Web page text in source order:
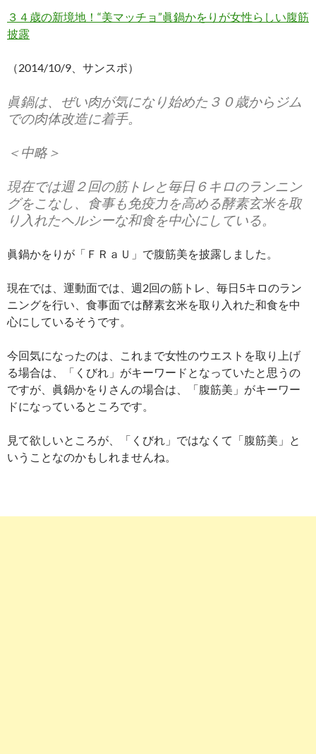
３４歳の新境地！“美マッチョ”眞鍋かをりが女性らしい腹筋
披露
（2014/10/9、サンスポ）
眞鍋は、ぜい肉が気になり始めた３０歳からジム
での肉体改造に着手。
＜中略＞
現在では週２回の筋トレと毎日６キロのランニン
グをこなし、食事も免疫力を高める酵素玄米を取
り入れたヘルシーな和食を中心にしている。
眞鍋かをりが「ＦＲａＵ」で腹筋美を披露しました。
現在では、運動面では、週2回の筋トレ、毎日5キロのラン
ニングを行い、食事面では酵素玄米を取り入れた和食を中
心にしているそうです。
今回気になったのは、これまで女性のウエストを取り上げ
る場合は、「くびれ」がキーワードとなっていたと思うの
ですが、眞鍋かをりさんの場合は、「腹筋美」がキーワー
ドになっているところです。
見て欲しいところが、「くびれ」ではなくて「腹筋美」と
いうことなのかもしれませんね。